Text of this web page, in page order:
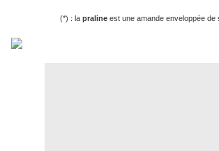
(*) : la pralineest une amande enveloppée de